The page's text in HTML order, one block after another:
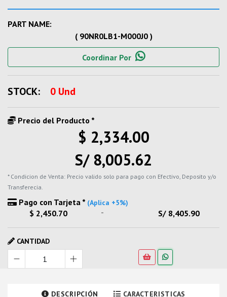
PART NAME:
( 90NR0LB1-M000J0 )
Coordinar Por
STOCK: 0 Und
Precio del Producto *
$ 2,334.00
S/ 8,005.62
* Condicion de Venta: Precio valido solo para pago con Efectivo, Deposito y/o
Transferecia.
Pago con Tarjeta * (Aplica +5%)
$ 2,450.70 - S/ 8,405.90
CANTIDAD
DESCRIPCIÓN CARACTERISTICAS